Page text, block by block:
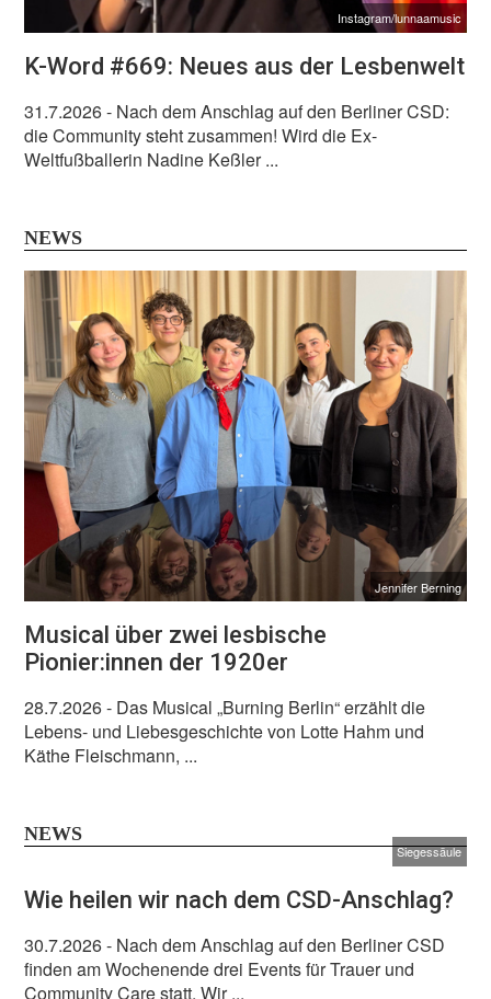
Instagram/lunnaamusic
K-Word #669: Neues aus der Lesbenwelt
31.7.2026- Nach dem Anschlag auf den Berliner CSD:
die Community steht zusammen! Wird die Ex-
Weltfußballerin Nadine Keßler ...
NEWS
Jennifer Berning
Musical über zwei lesbische
Pionier:innen der 1920er
28.7.2026- Das Musical „Burning Berlin“ erzählt die
Lebens- und Liebesgeschichte von Lotte Hahm und
Käthe Fleischmann, ...
NEWS
Siegessäule
Wie heilen wir nach dem CSD-Anschlag?
30.7.2026- Nach dem Anschlag auf den Berliner CSD
finden am Wochenende drei Events für Trauer und
Community Care statt. Wir ...